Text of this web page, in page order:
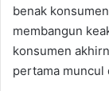
benak
membangun
konsumen
pertama muncul